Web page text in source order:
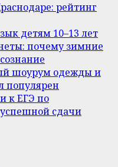
рейтинг
детям 10–13 лет
почему зимние
шоурум одежды и
популярен
к ЕГЭ по
сдачи